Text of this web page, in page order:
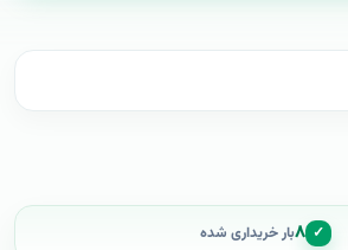
✓ ۸بار خریداری شده